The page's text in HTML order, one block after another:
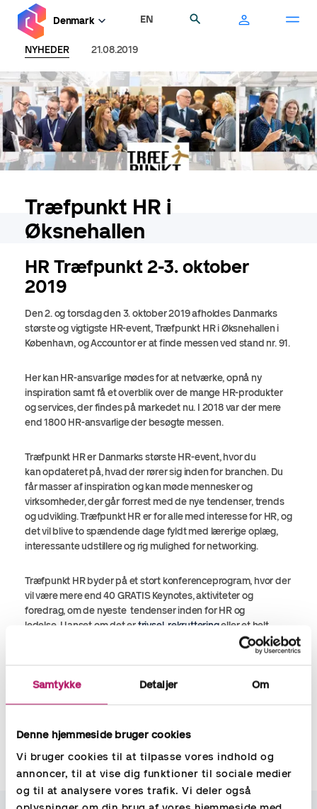
Samtykke Detaljer Om
Denne hjemmeside bruger cookies
Vi bruger cookies til at tilpasse vores indhold og
annoncer, til at vise dig funktioner til sociale medier
og til at analysere vores trafik. Vi deler også
hovedindhold
Denmark EN
NYHEDER 21.08.2019
Træfpunkt HR i
Øksnehallen
HR Træfpunkt 2-3. oktober
2019
Den 2. og torsdag den 3. oktober 2019 afholdes Danmarks
største og vigtigste HR-event, Træfpunkt HR i Øksnehallen i
København, og Accountor er at finde messen ved stand nr. 91.
Her kan HR-ansvarlige mødes for at netværke, opnå ny
inspiration samt få et overblik over de mange HR-produkter
og services, der findes på markedet nu. I 2018 var der mere
end 1800 HR-ansvarlige der besøgte messen.
Træfpunkt HR er Danmarks største HR-event, hvor du
kan opdateret på, hvad der rører sig inden for branchen. Du
får masser af inspiration og kan møde mennesker og
virksomheder, der går forrest med de nye tendenser, trends
og udvikling. Træfpunkt HR er for alle med interesse for HR, og
det vil blive to spændende dage fyldt med lærerige oplæg,
interessante udstillere og rig mulighed for networking.
Træfpunkt HR byder på et stort konferenceprogram, hvor der
vil være mere end 40 GRATIS Keynotes, aktiviteter og
foredrag, om de nyeste tendenser inden for HR og
ledelse. Uanset om det ertrivsel,rekrutteringeller et helt
tredje område, vil du få en masse inspiration og ny viden med
Vi vil glæde os til to spændende og lærerige dage.
Kontakt os for mere information
Kontakt